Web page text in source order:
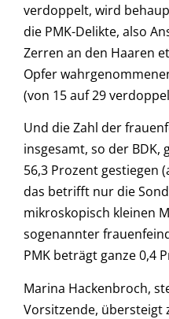
verdoppelt, wird
die PMK-Delikte, also
Zerren an den Haaren
Opfer
(von 15 auf 29
Und die Zahl der
insgesamt, so der
56,3 Prozent gestiegen
das betrifft nur die
mikroskopisch kleinen
sogenannter
PMK beträgt ganze 0,4
Marina Hackenbroch,
Vorsitzende, übersteigt